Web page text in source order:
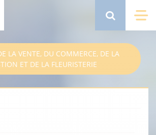
principal
Search
LA VENTE, DU COMMERCE, DE LA
ET DE LA FLEURISTERIE
FORMATION